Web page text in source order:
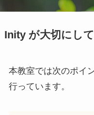
Inity が大切にし
本教室では次のポイ
行っています。